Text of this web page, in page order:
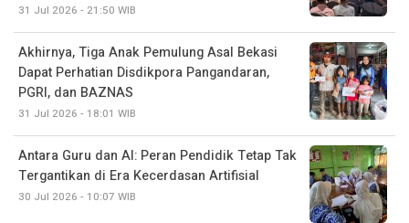
31 Jul 2026 - 21:50 WIB
Akhirnya, Tiga Anak Pemulung Asal Bekasi
Dapat Perhatian Disdikpora Pangandaran,
PGRI, dan BAZNAS
31 Jul 2026 - 18:01 WIB
Antara Guru dan AI: Peran Pendidik Tetap Tak
Tergantikan di Era Kecerdasan Artifisial
30 Jul 2026 - 10:07 WIB